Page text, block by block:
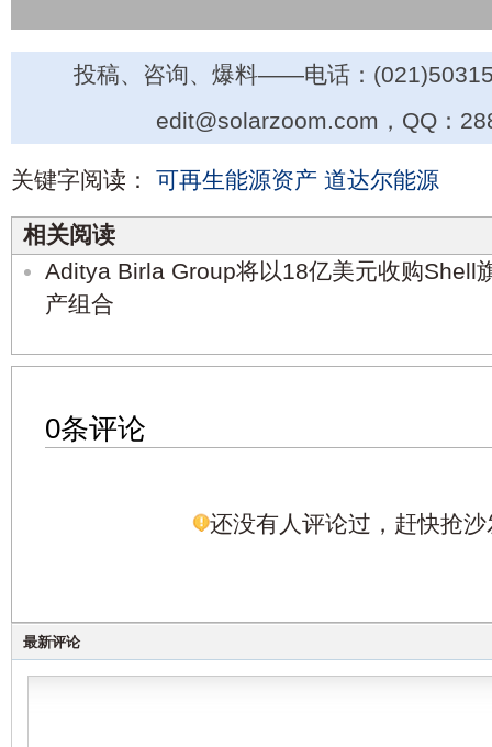
投稿、咨询、爆料——电话：
edit@solarzoom.com，QQ：
关键字阅读： 可再生能源资产 道达尔能源
相关阅读
Aditya Birla Group将以18亿美元收购Shell
产组合
0条评论
还没有人评论过，赶快抢沙
最新评论